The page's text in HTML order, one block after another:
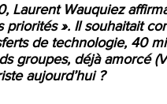
Laurent Wauquiez
priorités ». Il souhaitait
de technologie, 40
groupes, déjà amorcé
aujourd’hui ?